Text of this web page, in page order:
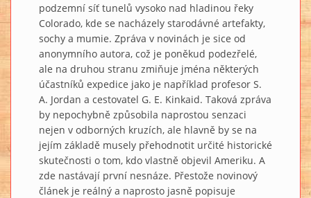
podzemní síť tunelů vysoko nad hladinou řeky
Colorado, kde se nacházely starodávné artefakty,
sochy a mumie. Zpráva v novinách je sice od
anonymního autora, což je poněkud podezřelé,
ale na druhou stranu zmiňuje jména některých
účastníků expedice jako je například profesor S.
A. Jordan a cestovatel G. E. Kinkaid. Taková zpráva
by nepochybně způsobila naprostou senzaci
nejen v odborných kruzích, ale hlavně by se na
jejím základě musely přehodnotit určité historické
skutečnosti o tom, kdo vlastně objevil Ameriku. A
zde nastávají první nesnáze. Přestože novinový
článek je reálný a naprosto jasně popisuje